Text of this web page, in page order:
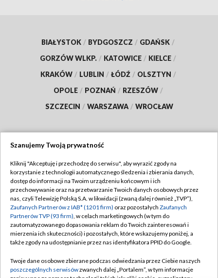
BIAŁYSTOK / BYDGOSZCZ / GDAŃSK /
GORZÓW WLKP. / KATOWICE / KIELCE /
KRAKÓW / LUBLIN / ŁÓDŹ / OLSZTYN /
OPOLE / POZNAŃ / RZESZÓW /
SZCZECIN / WARSZAWA / WROCŁAW
TVP
Abonament TVP
Emisja w TVP
Centrum informacji TVP
Naziemna Telewizja Cyfrowa
Rada Programowa
Regulamin TVP
Polityka prywatności
Moje zgody
Pomoc
Kontakt
Szanujemy Twoją prywatność
Kliknij "Akceptuję i przechodzę do serwisu", aby wyrazić zgody na
korzystanie z technologii automatycznego śledzenia i zbierania danych,
dostęp do informacji na Twoim urządzeniu końcowym i ich
przechowywanie oraz na przetwarzanie Twoich danych osobowych przez
nas, czyli Telewizję Polską S.A. w likwidacji (zwaną dalej również „TVP”),
Zaufanych Partnerów z IAB* (1201 firm) oraz pozostałych Zaufanych
Partnerów TVP (93 firm), w celach marketingowych (w tym do
zautomatyzowanego dopasowania reklam do Twoich zainteresowań i
mierzenia ich skuteczności) i pozostałych, które wskazujemy poniżej, a
także zgody na udostępnianie przez nas identyfikatora PPID do Google.
Twoje dane osobowe zbierane podczas odwiedzania przez Ciebie naszych
poszczególnych serwisówzwanych dalej „Portalem”, w tym informacje